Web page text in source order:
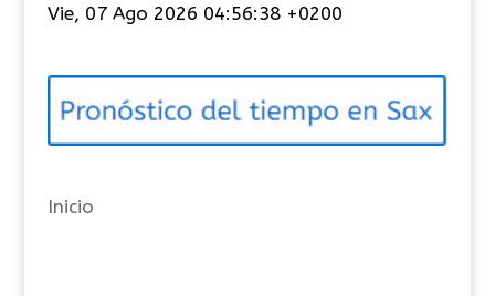
e
o
í
s
Vie, 07 Ago 2026 04:56:39 +0200
Inicio